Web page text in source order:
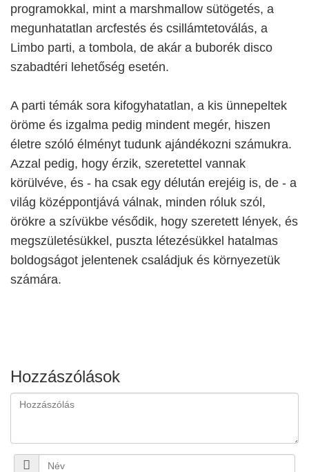
programokkal, mint a marshmallow sütögetés, a
megunhatatlan arcfestés és csillámtetoválás, a
Limbo parti, a tombola, de akár a buborék disco
szabadtéri lehetőség esetén.
A parti témák sora kifogyhatatlan, a kis ünnepeltek
öröme és izgalma pedig mindent megér, hiszen
életre szóló élményt tudunk ajándékozni számukra.
Azzal pedig, hogy érzik, szeretettel vannak
körülvéve, és - ha csak egy délután erejéig is, de - a
világ középpontjává válnak, minden róluk szól,
örökre a szívükbe vésődik, hogy szeretett lények, és
megszületésükkel, puszta létezésükkel hatalmas
boldogságot jelentenek családjuk és környezetük
számára.
Hozzászólások